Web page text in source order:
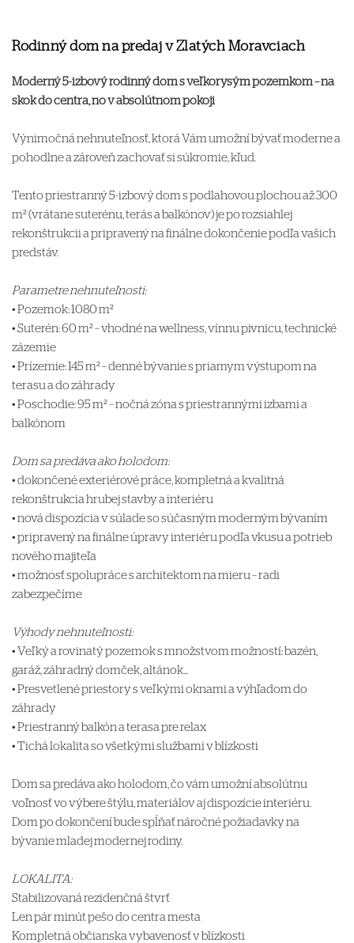
Rodinný dom na predaj v Zlatých Moravciach
Moderný 5-izbový rodinný dom s veľkorysým pozemkom – na
skok do centra, no v absolútnom pokoji
Výnimočná nehnuteľnosť, ktorá Vám umožní bývať moderne a
pohodlne a zároveň zachovať si súkromie, kľud.
Tento priestranný 5-izbový dom s podlahovou plochou až 300
m² (vrátane suterénu, terás a balkónov) je po rozsiahlej
rekonštrukcii a pripravený na finálne dokončenie podľa vašich
predstáv.
Parametre nehnuteľnosti:
• Pozemok: 1080 m²
• Suterén: 60 m² – vhodné na wellness, vínnu pivnicu, technické
zázemie
• Prízemie: 145 m² – denné bývanie s priamym výstupom na
terasu a do záhrady
• Poschodie: 95 m² – nočná zóna s priestrannými izbami a
balkónom
Dom sa predáva ako holodom:
• dokončené exteriérové práce, kompletná a kvalitná
rekonštrukcia hrubej stavby a interiéru
• nová dispozícia v súlade so súčasným moderným bývaním
• pripravený na finálne úpravy interiéru podľa vkusu a potrieb
nového majiteľa
• možnosť spolupráce s architektom na mieru – radi
zabezpečíme
Výhody nehnuteľnosti:
• Veľký a rovinatý pozemok s množstvom možností: bazén,
garáž, záhradný domček, altánok...
• Presvetlené priestory s veľkými oknami a výhľadom do
záhrady
• Priestranný balkón a terasa pre relax
• Tichá lokalita so všetkými službami v blízkosti
Dom sa predáva ako holodom, čo vám umožní absolútnu
voľnosť vo výbere štýlu, materiálov aj dispozície interiéru.
Dom po dokončení bude spĺňať náročné požiadavky na
bývanie mladej modernej rodiny.
LOKALITA:
Stabilizovaná rezidenčná štvrť
Len pár minút pešo do centra mesta
Kompletná občianska vybavenosť v blízkosti